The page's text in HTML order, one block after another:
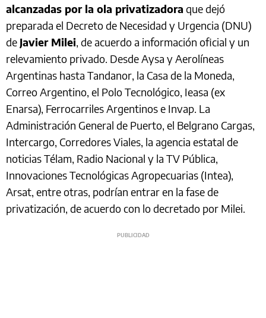
alcanzadas por la ola privatizadora que dejó
preparada el Decreto de Necesidad y Urgencia (DNU)
de Javier Milei, de acuerdo a información oficial y un
relevamiento privado. Desde Aysa y Aerolíneas
Argentinas hasta Tandanor, la Casa de la Moneda,
Correo Argentino, el Polo Tecnológico, Ieasa (ex
Enarsa), Ferrocarriles Argentinos e Invap. La
Administración General de Puerto, el Belgrano Cargas,
Intercargo, Corredores Viales, la agencia estatal de
noticias Télam, Radio Nacional y la TV Pública,
Innovaciones Tecnológicas Agropecuarias (Intea),
Arsat, entre otras, podrían entrar en la fase de
privatización, de acuerdo con lo decretado por Milei.